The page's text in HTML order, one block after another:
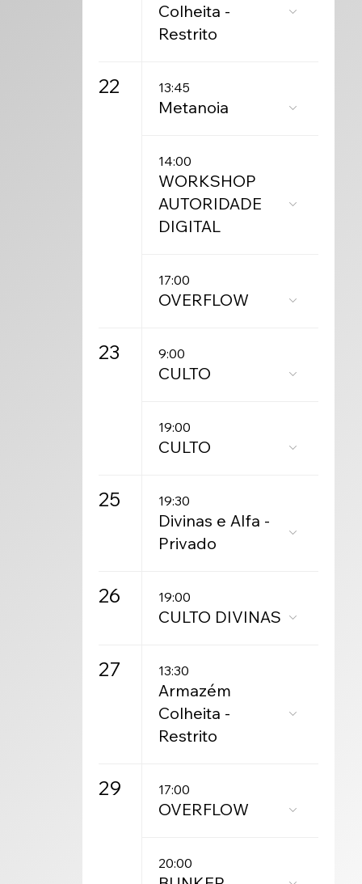
Colheita -
Restrito
22 13:45
Metanoia
14:00
WORKSHOP
AUTORIDADE
DIGITAL
17:00
OVERFLOW
23 9:00
CULTO
19:00
CULTO
25 19:30
Divinas e Alfa -
Privado
26 19:00
CULTO DIVINAS
27 13:30
Armazém
Colheita -
Restrito
29 17:00
OVERFLOW
20:00